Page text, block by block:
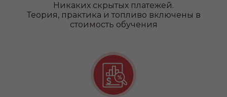
Никаких скрытых платежей.
Теория, практика и топливо включены в
стоимость обучения